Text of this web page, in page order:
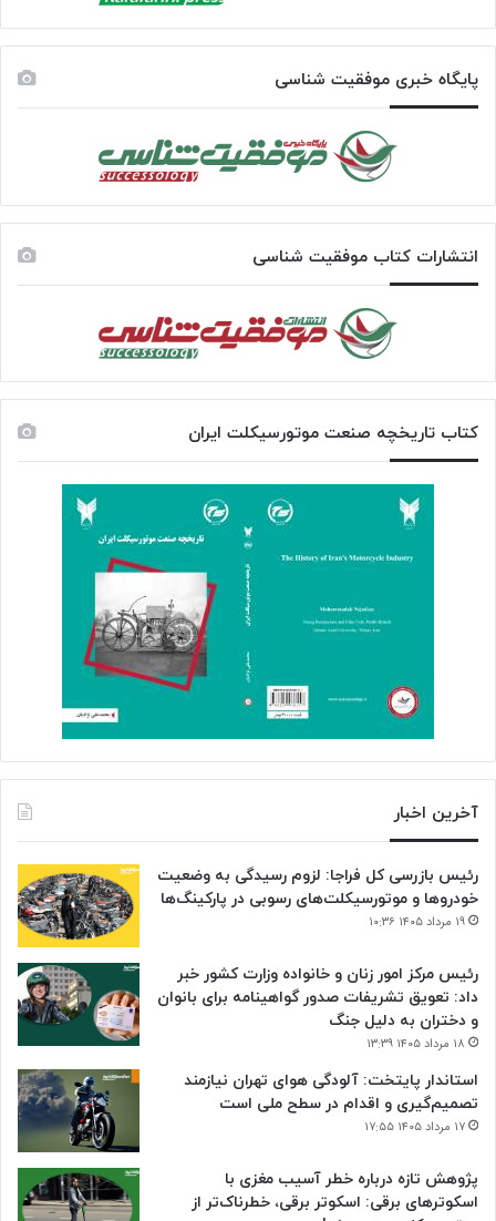
پایگاه خبری موفقیت شناسی
انتشارات کتاب موفقیت شناسی
کتاب تاریخچه صنعت موتورسیکلت ایران
آخرین اخبار
رئیس بازرسی کل فراجا: لزوم رسیدگی به وضعیت
خودروها و موتورسیکلت‌های رسوبی در پارکینگ‌ها
۱۹ مرداد ۱۴۰۵ ۱۰:۳۶
رئیس مرکز امور زنان و خانواده وزارت کشور خبر
داد: تعویق تشریفات صدور گواهینامه برای بانوان
و دختران به دلیل جنگ
۱۸ مرداد ۱۴۰۵ ۱۳:۳۹
استاندار پایتخت: آلودگی هوای تهران نیازمند
تصمیم‌گیری و اقدام در سطح ملی است
۱۷ مرداد ۱۴۰۵ ۱۷:۵۵
پژوهش تازه درباره خطر آسیب مغزی با
اسکوترهای برقی: اسکوتر برقی، خطرناک‌تر از